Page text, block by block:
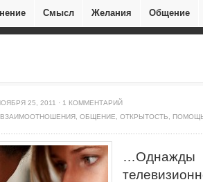
Смысл Желания Общение
25, 2011 · 1 КОММЕНТАРИЙ
ВЗАИМООТНОШЕНИЯ ОБЩЕНИЕ ОТКРЫТОСТЬ